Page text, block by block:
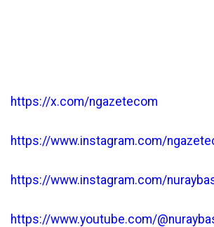
https://x.com/ngazetecom
https://www.instagram.com/
https://www.instagram.com/
https://www.youtube.com/